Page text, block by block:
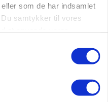
som de har indsamlet
samtykker til vores